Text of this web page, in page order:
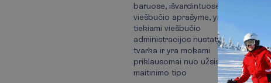
baruose, išvardintuose
viešbučio aprašyme, yra
tiekiami viešbučio
administracijos nustatyta
tvarka ir yra mokami
priklausomai nuo užsisakyto
maitinimo tipo